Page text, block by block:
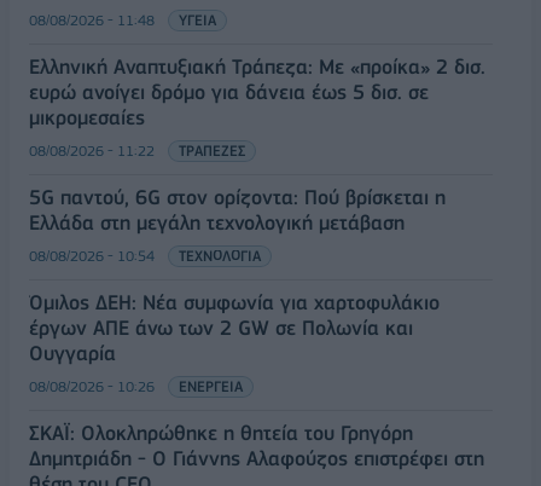
08/08/2026 - 11:48 ΥΓΕΙΑ
Ελληνική Αναπτυξιακή Τράπεζα: Με «προίκα» 2 δισ.
ευρώ ανοίγει δρόμο για δάνεια έως 5 δισ. σε
μικρομεσαίες
08/08/2026 - 11:22 ΤΡΑΠΕΖΕΣ
5G παντού, 6G στον ορίζοντα: Πού βρίσκεται η
Ελλάδα στη μεγάλη τεχνολογική μετάβαση
08/08/2026 - 10:54 ΤΕΧΝΟΛΟΓΙΑ
Όμιλος ΔΕΗ: Νέα συμφωνία για χαρτοφυλάκιο
έργων ΑΠΕ άνω των 2 GW σε Πολωνία και
Ουγγαρία
08/08/2026 - 10:26 ΕΝΕΡΓΕΙΑ
ΣΚΑΪ: Ολοκληρώθηκε η θητεία του Γρηγόρη
Δημητριάδη - Ο Γιάννης Αλαφούζος επιστρέφει στη